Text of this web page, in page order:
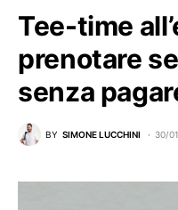
Tee-time
prenotare
senza
BY SIMONE LUCCHINI 30/